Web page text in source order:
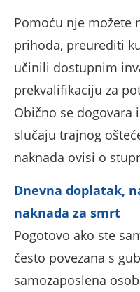
Pomoću nje možete
prihoda, preurediti
učinili dostupnim
prekvalifikaciju za
Obično se dogovara
slučaju trajnog
naknada ovisi o
Dnevna doplatak,
naknada za smrt
Pogotovo ako ste
često povezana s
samozaposlena